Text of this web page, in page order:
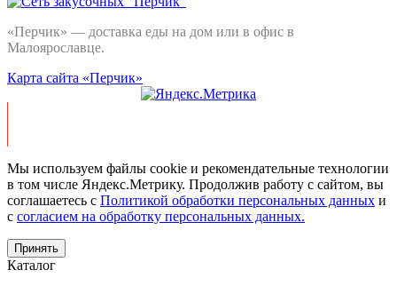
«Перчик» — доставка еды на дом или в офис в
Малоярославце.
Карта сайта «Перчик»
Мы используем файлы cookie и рекомендательные технологии
в том числе Яндекс.Метрику. Продолжив работу с сайтом, вы
соглашаетесь с Политикой обработки персональных данных и
c согласием на обработку персональных данных.
Принять
Каталог